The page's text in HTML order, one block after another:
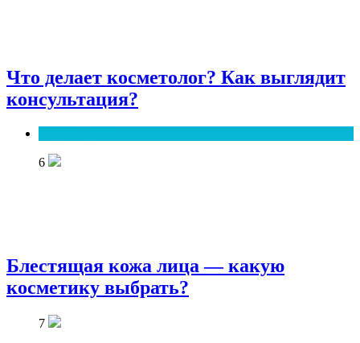
Что делает косметолог? Как выглядит
консультация?
6
Блестящая кожа лица — какую
косметику выбрать?
7